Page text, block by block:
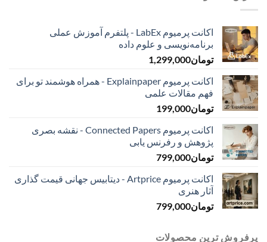
اکانت پرمیوم LabEx - پلتفرم آموزش عملی
برنامه‌نویسی و علوم داده
تومان1,299,000
اکانت پرمیوم Explainpaper - همراه هوشمند تو برای
فهم مقالات علمی
تومان199,000
اکانت پرمیوم Connected Papers - نقشه بصری
پژوهش و رفرنس یابی
تومان799,000
اکانت پرمیوم Artprice - دیتابیس جهانی قیمت ‌گذاری
آثار هنری
تومان799,000
پرفروش ترین محصولات